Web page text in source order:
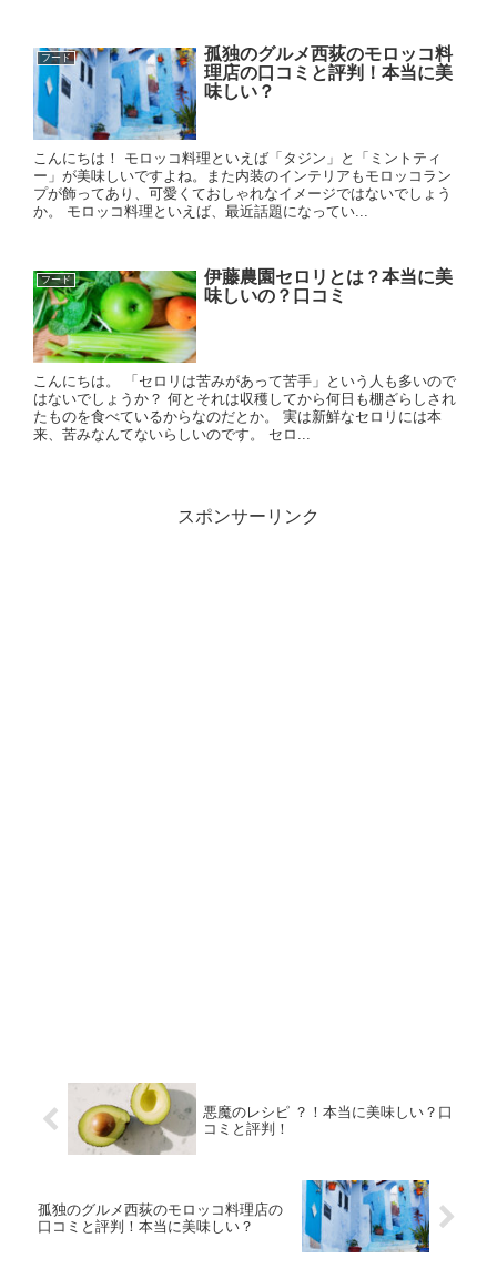
フード
孤独のグルメ西荻のモロッコ料
理店の口コミと評判！本当に美
味しい？
こんにちは！ モロッコ料理といえば「タジン」と「ミントティ
ー」が美味しいですよね。また内装のインテリアもモロッコラン
プが飾ってあり、可愛くておしゃれなイメージではないでしょう
か。 モロッコ料理といえば、最近話題になってい...
フード
伊藤農園セロリとは？本当に美
味しいの？口コミ
こんにちは。 「セロリは苦みがあって苦手」という人も多いので
はないでしょうか？ 何とそれは収穫してから何日も棚ざらしされ
たものを食べているからなのだとか。 実は新鮮なセロリには本
来、苦みなんてないらしいのです。 セロ...
スポンサーリンク
悪魔のレシピ ？！本当に美味しい？口
コミと評判！
孤独のグルメ西荻のモロッコ料理店の
口コミと評判！本当に美味しい？